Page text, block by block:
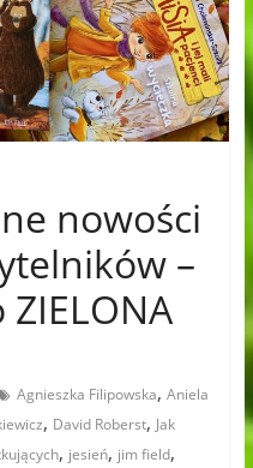
nowości
–
Agnieszka Filipowska, Aniela
, David Roberst, Jak
, jesień, jim field,